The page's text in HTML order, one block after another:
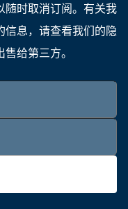
随时取消订阅。有关我
信息，请查看我们的隐
给第三方。